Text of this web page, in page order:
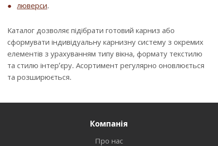
люверси.
Каталог дозволяє підібрати готовий карниз або
сформувати індивідуальну карнизну систему з окремих
елементів з урахуванням типу вікна, формату текстилю
та стилю інтер’єру. Асортимент регулярно оновлюється
та розширюється.
Компанія
Про нас